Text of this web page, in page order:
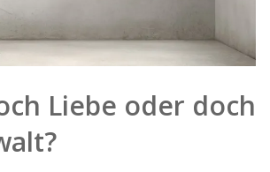
Liebe oder doch